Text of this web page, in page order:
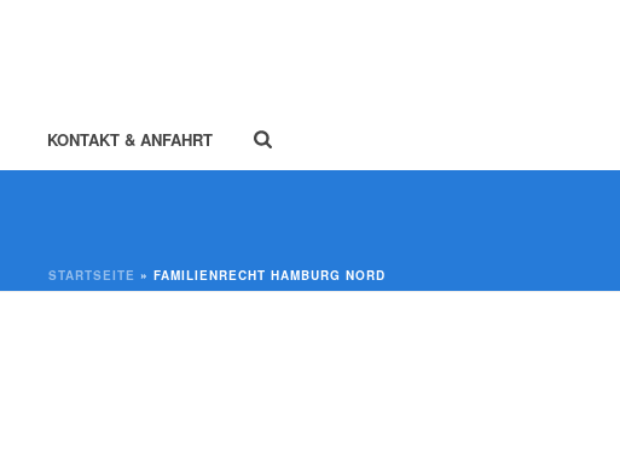
KONTAKT & ANFAHRT
STARTSEITE » FAMILIENRECHT HAMBURG NORD